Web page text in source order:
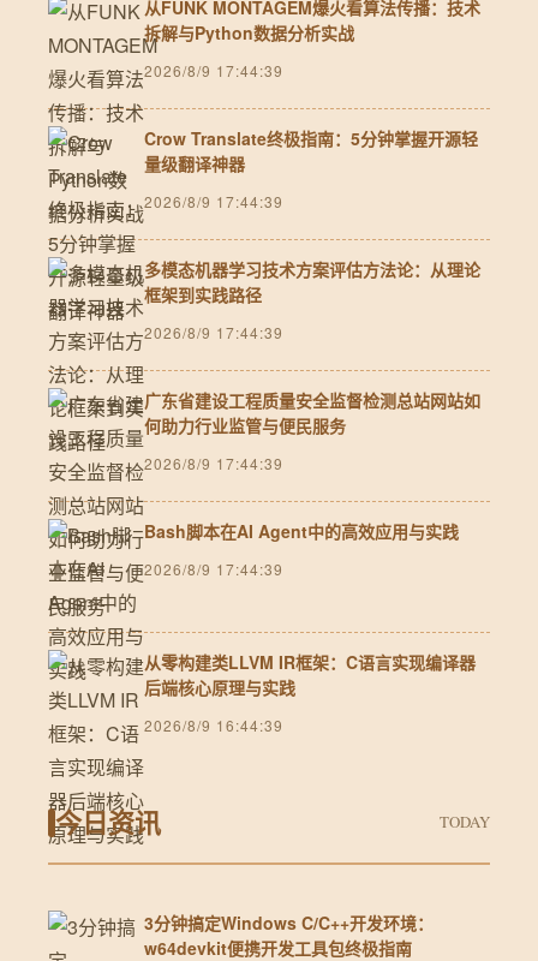
从FUNK MONTAGEM爆火看算法传播：技术
拆解与Python数据分析实战
2026/8/9 17:44:39
Crow Translate终极指南：5分钟掌握开源轻
量级翻译神器
2026/8/9 17:44:39
多模态机器学习技术方案评估方法论：从理论
框架到实践路径
2026/8/9 17:44:39
广东省建设工程质量安全监督检测总站网站如
何助力行业监管与便民服务
2026/8/9 17:44:39
Bash脚本在AI Agent中的高效应用与实践
2026/8/9 17:44:39
从零构建类LLVM IR框架：C语言实现编译器
后端核心原理与实践
2026/8/9 16:44:39
今日资讯 TODAY
3分钟搞定Windows C/C++开发环境：
w64devkit便携开发工具包终极指南